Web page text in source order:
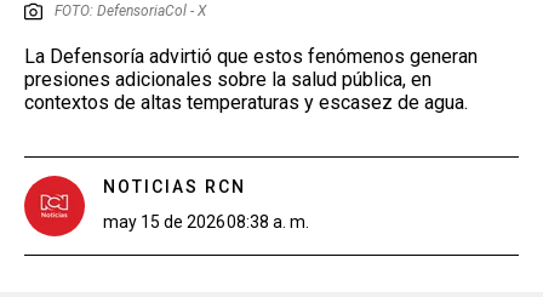
FOTO: DefensoriaCol - X
La Defensoría advirtió que estos fenómenos generan
presiones adicionales sobre la salud pública, en
contextos de altas temperaturas y escasez de agua.
NOTICIAS RCN
may 15 de 202608:38 a. m.